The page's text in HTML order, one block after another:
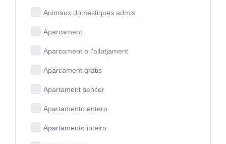
Animaux domestiques admis
Aparcament
Aparcament a l'allotjament
Aparcament gratis
Apartament sencer
Apartamento entero
Apartamento inteiro